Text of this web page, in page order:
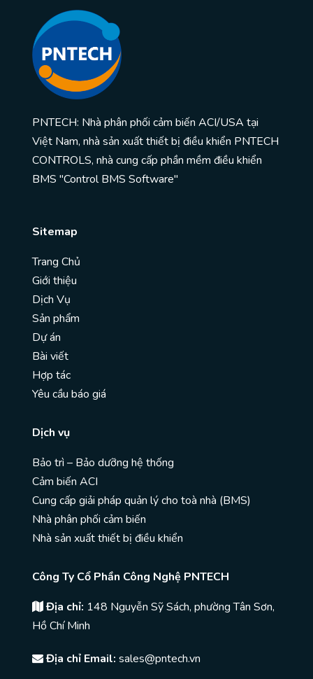
PNTECH: Nhà phân phối cảm biến ACI/USA tại
Việt Nam, nhà sản xuất thiết bị điều khiển PNTECH
CONTROLS, nhà cung cấp phần mềm điều khiển
BMS "Control BMS Software"
Sitemap
Trang Chủ
Giới thiệu
Dịch Vụ
Sản phẩm
Dự án
Bài viết
Hợp tác
Yêu cầu báo giá
Dịch vụ
Bảo trì – Bảo dưỡng hệ thống
Cảm biến ACI
Cung cấp giải pháp quản lý cho toà nhà (BMS)
Nhà phân phối cảm biến
Nhà sản xuất thiết bị điều khiển
Công Ty Cổ Phần Công Nghệ PNTECH
Địa chỉ: 148 Nguyễn Sỹ Sách, phường Tân Sơn,
Hồ Chí Minh
Địa chỉ Email: sales@pntech.vn